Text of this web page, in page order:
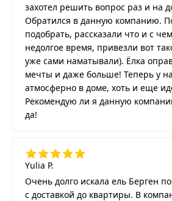
захотел решить вопрос раз и на
Обратился в данную компанию.
подобрать, рассказали что и с
недолгое время, привезли вот
уже сами наматывали). Ёлка
мечты и даже больше! Теперь у
атмосферно в доме, хоть и еще
Рекомендую ли я данную
да!
Yulia P.
Очень долго искала ель Берген
с доставкой до квартиры. В